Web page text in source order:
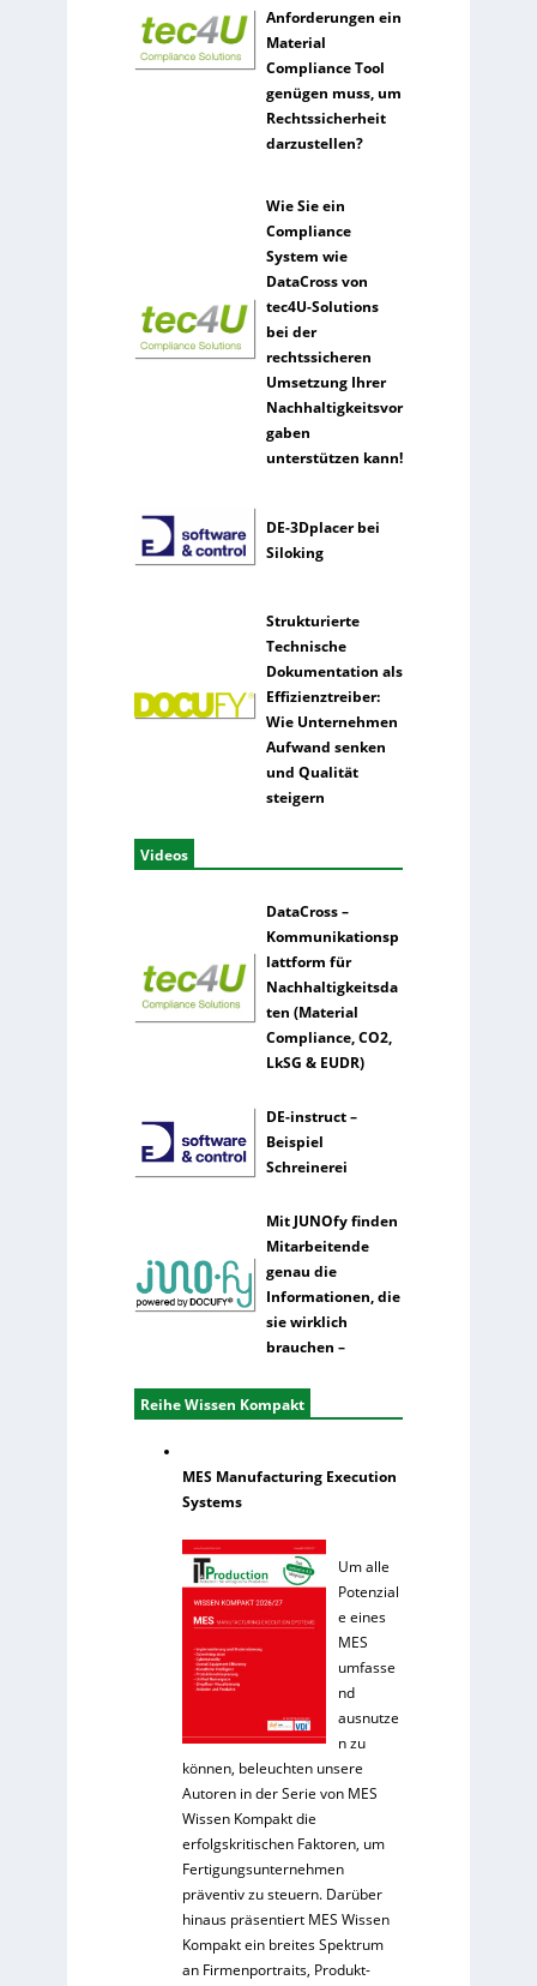
Anforderungen ein
Material
Compliance Tool
genügen muss, um
Rechtssicherheit
darzustellen?
Wie Sie ein
Compliance
System wie
DataCross von
tec4U-Solutions
bei der
rechtssicheren
Umsetzung Ihrer
Nachhaltigkeitsvor
gaben
unterstützen kann!
DE-3Dplacer bei
Siloking
Strukturierte
Technische
Dokumentation als
Effizienztreiber:
Wie Unternehmen
Aufwand senken
und Qualität
steigern
Videos
DataCross –
Kommunikationsp
lattform für
Nachhaltigkeitsda
ten (Material
Compliance, CO2,
LkSG & EUDR)
DE-instruct –
Beispiel
Schreinerei
Mit JUNOfy finden
Mitarbeitende
genau die
Informationen, die
sie wirklich
brauchen –
Reihe Wissen Kompakt
MES Manufacturing Execution
Systems
Um alle
Potenzial
e eines
MES
umfasse
nd
ausnutze
n zu
können, beleuchten unsere
Autoren in der Serie von MES
Wissen Kompakt die
erfolgskritischen Faktoren, um
Fertigungsunternehmen
präventiv zu steuern. Darüber
hinaus präsentiert MES Wissen
Kompakt ein breites Spektrum
an Firmenportraits, Produkt-